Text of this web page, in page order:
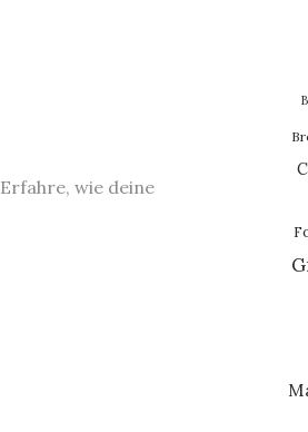
Erfahre, wie deine